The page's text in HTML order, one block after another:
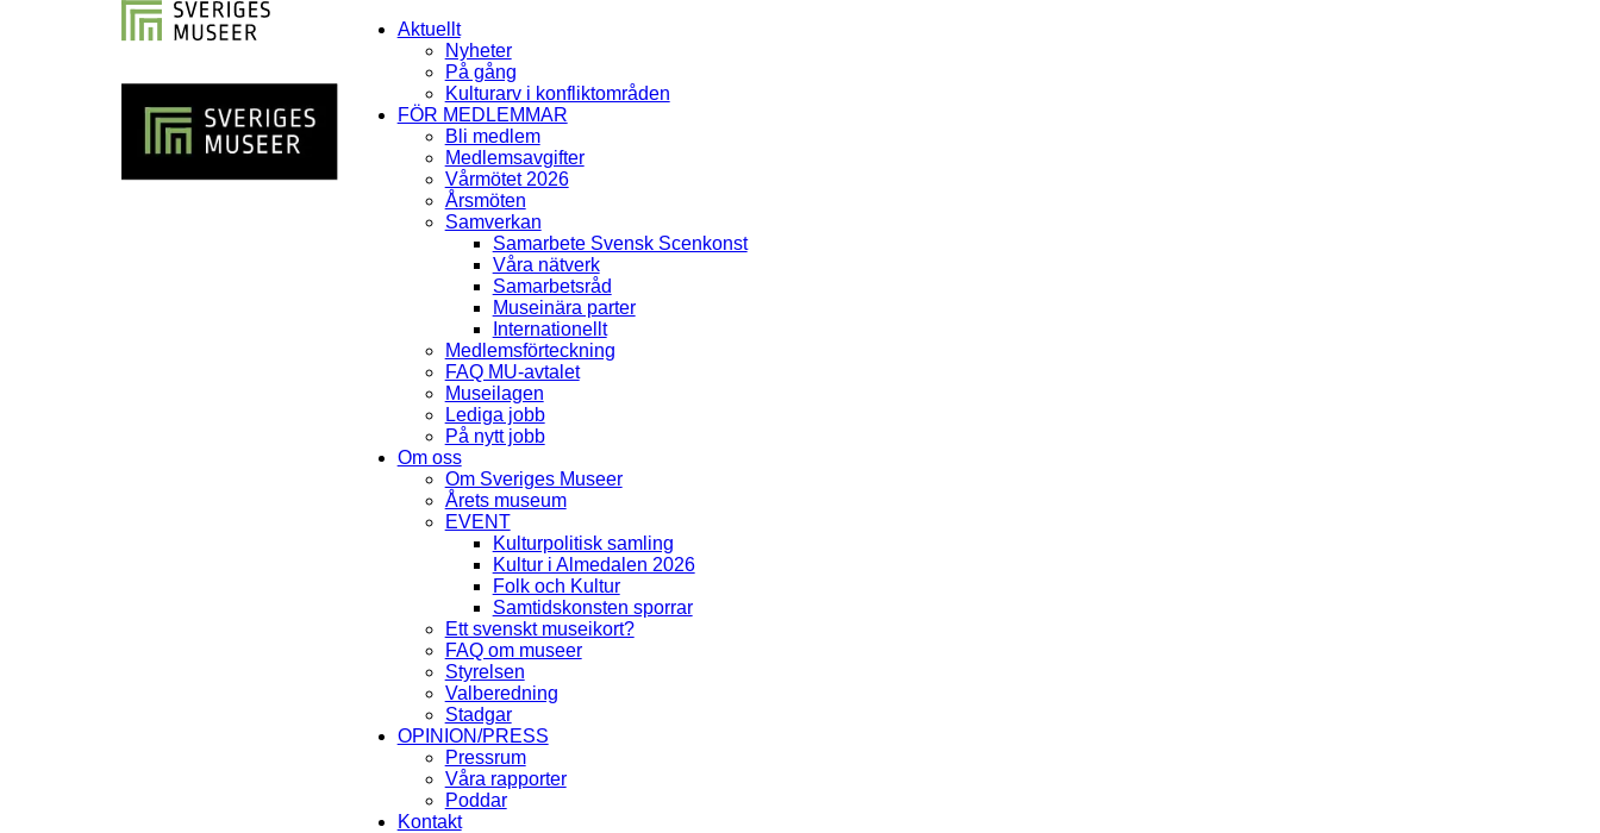
Aktuellt
Nyheter
På gång
Kulturarv i konfliktområden
FÖR MEDLEMMAR
Bli medlem
Medlemsavgifter
Vårmötet 2026
Årsmöten
Samverkan
Samarbete Svensk Scenkonst
Våra nätverk
Samarbetsråd
Museinära parter
Internationellt
Medlemsförteckning
FAQ MU-avtalet
Museilagen
Lediga jobb
På nytt jobb
Om oss
Om Sveriges Museer
Årets museum
EVENT
Kulturpolitisk samling
Kultur i Almedalen 2026
Folk och Kultur
Samtidskonsten sporrar
Ett svenskt museikort?
FAQ om museer
Styrelsen
Valberedning
Stadgar
OPINION/PRESS
Pressrum
Våra rapporter
Poddar
Kontakt